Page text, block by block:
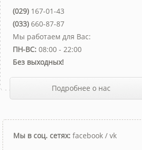
(029) 167-01-43
(033) 660-87-87
Мы работаем для Вас:
ПН-ВС: 08:00 - 22:00
Без выходных!
Подробнее о нас
Мы в соц. сетях: facebook / vk